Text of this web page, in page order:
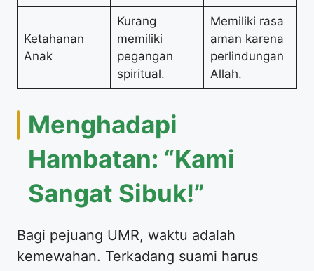
Ketahanan
Anak
Kurang
memiliki
pegangan
spiritual.
Memiliki rasa
aman karena
perlindungan
Allah.
Menghadapi
Hambatan: “Kami
Sangat Sibuk!”
Bagi pejuang UMR, waktu adalah
kemewahan. Terkadang suami harus